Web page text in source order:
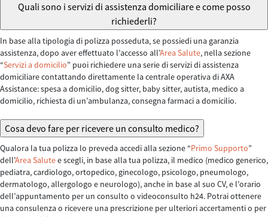
Quali sono i servizi di assistenza domiciliare e come posso
richiederli?
In base alla tipologia di polizza posseduta, se possiedi una garanzia
assistenza, dopo aver effettuato l’accesso all’Area Salute, nella sezione
“Servizi a domicilio” puoi richiedere una serie di servizi di assistenza
domiciliare contattando direttamente la centrale operativa di AXA
Assistance: spesa a domicilio, dog sitter, baby sitter, autista, medico a
domicilio, richiesta di un’ambulanza, consegna farmaci a domicilio.
Cosa devo fare per ricevere un consulto medico?
Qualora la tua polizza lo preveda accedi alla sezione “Primo Supporto”
dell’Area Salutee scegli, in base alla tua polizza, il medico (medico generico,
pediatra, cardiologo, ortopedico, ginecologo, psicologo, pneumologo,
dermatologo, allergologo e neurologo), anche in base al suo CV, e l’orario
dell’appuntamento per un consulto o videoconsulto h24. Potrai ottenere
una consulenza o ricevere una prescrizione per ulteriori accertamenti o per